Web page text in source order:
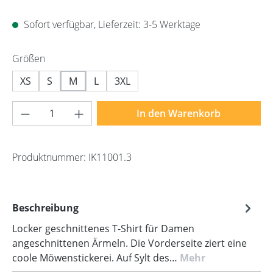
Sofort verfügbar, Lieferzeit: 3-5 Werktage
Größenauswählen
XS
S M L 3XL
Produkt Anzahl: Gib den gewünschten
In den Warenkorb
Produktnummer: IK11001.3
Beschreibung
Locker geschnittenes T-Shirt für Damen
angeschnittenen Ärmeln. Die Vorderseite ziert eine
coole Möwenstickerei. Auf Sylt des… Mehr